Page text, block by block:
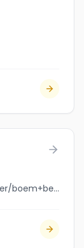
jobbank.gc.ca/browsejobs/employer/boem+berry+farms/ca